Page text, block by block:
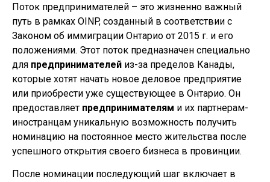
Поток предпринимателей – это жизненно важный
путь в рамках OINP, созданный в соответствии с
Законом об иммиграции Онтарио от 2015 г. и его
положениями. Этот поток предназначен специально
для предпринимателей из-за пределов Канады,
которые хотят начать новое деловое предприятие
или приобрести уже существующее в Онтарио. Он
предоставляет предпринимателям и их партнерам-
иностранцам уникальную возможность получить
номинацию на постоянное место жительства после
успешного открытия своего бизнеса в провинции.
После номинации последующий шаг включает в